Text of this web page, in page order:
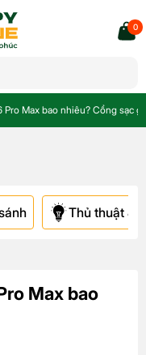
0
Pro Max bao nhiêu? Cổng sạc
Thủ thuật &
Max bao